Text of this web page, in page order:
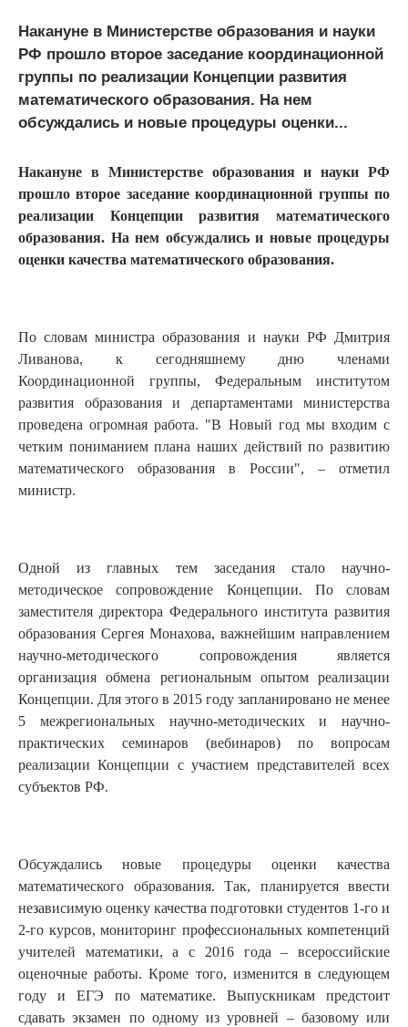
Накануне в Министерстве образования и науки
РФ прошло второе заседание координационной
группы по реализации Концепции развития
математического образования. На нем
обсуждались и новые процедуры оценки...
Накануне в Министерстве образования и науки РФ
прошло второе заседание координационной группы по
реализации Концепции развития математического
образования. На нем обсуждались и новые процедуры
оценки качества математического образования.
По словам министра образования и науки РФ Дмитрия
Ливанова, к сегодняшнему дню членами
Координационной группы, Федеральным институтом
развития образования и департаментами министерства
проведена огромная работа. "В Новый год мы входим с
четким пониманием плана наших действий по развитию
математического образования в России", – отметил
министр.
Одной из главных тем заседания стало научно-
методическое сопровождение Концепции. По словам
заместителя директора Федерального института развития
образования Сергея Монахова, важнейшим направлением
научно-методического сопровождения является
организация обмена региональным опытом реализации
Концепции. Для этого в 2015 году запланировано не менее
5 межрегиональных научно-методических и научно-
практических семинаров (вебинаров) по вопросам
реализации Концепции с участием представителей всех
субъектов РФ.
Обсуждались новые процедуры оценки качества
математического образования. Так, планируется ввести
независимую оценку качества подготовки студентов 1-го и
2-го курсов, мониторинг профессиональных компетенций
учителей математики, а с 2016 года – всероссийские
оценочные работы. Кроме того, изменится в следующем
году и ЕГЭ по математике. Выпускникам предстоит
сдавать экзамен по одному из уровней – базовому или